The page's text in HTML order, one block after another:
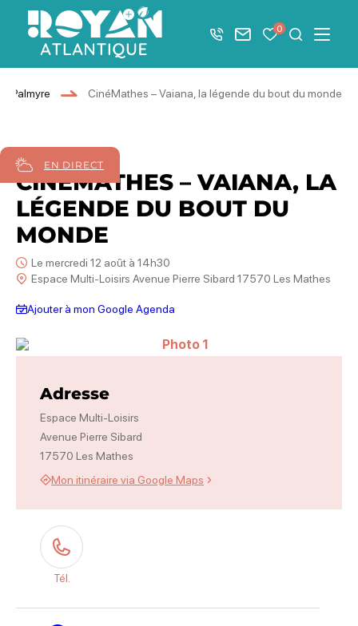
Afficher la barre de navigation du mode éco
Royan Atlantique
+33 5 46 08 21 00
Nous contacter
Mes favoris
0 JeMenu
Palmyre CinéMathes – Vaiana, la légende du bout du monde
EN DIRECT
12 août 2026
CINÉMATHES – VAIANA, LA
LÉGENDE DU BOUT DU
MONDE
Le mercredi 12 août à 14h30
Espace Multi-Loisirs Avenue Pierre Sibard 17570 Les Mathes
Ajouter à mon Google Agenda
Photo 1
Adresse
Espace Multi-Loisirs
Avenue Pierre Sibard
17570 Les Mathes
Mon itinéraire via Google Maps
Tél.